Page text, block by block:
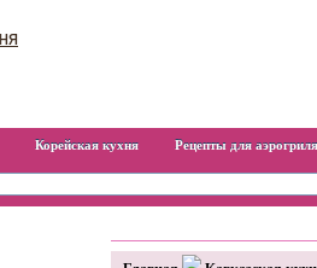
Корейская кухня Рецепты для аэрогриля